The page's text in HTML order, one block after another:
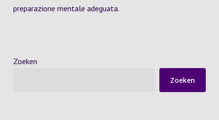
preparazione mentale adeguata.
Zoeken
Zoeken